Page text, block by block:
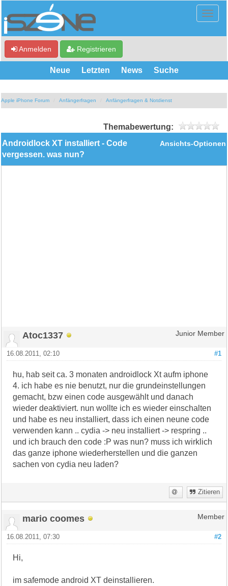
Anmelden Registrieren
Neue Letzten News Suche
Apple iPhone Forum Anfängerfragen Anfängerfragen & Notdienst
Themabewertung:
Ansichts-Optionen
Androidlock XT installiert - Code
vergessen. was nun?
Atoc1337 Junior Member
#1
16.08.2011, 02:10
hu, hab seit ca. 3 monaten androidlock Xt aufm iphone
4. ich habe es nie benutzt, nur die grundeinstellungen
gemacht, bzw einen code ausgewählt und danach
wieder deaktiviert. nun wollte ich es wieder einschalten
und habe es neu installiert, dass ich einen neune code
verwenden kann .. cydia -> neu installiert -> respring ..
und ich brauch den code :P was nun? muss ich wirklich
das ganze iphone wiederherstellen und die ganzen
sachen von cydia neu laden?
Zitieren
mario coomes Member
#2
16.08.2011, 07:30
Hi,
im safemode android XT deinstallieren.